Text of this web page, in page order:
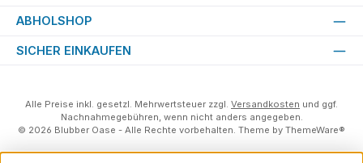
ABHOLSHOP
SICHER EINKAUFEN
Alle Preise inkl. gesetzl. Mehrwertsteuer zzgl. Versandkosten und ggf.
Nachnahmegebühren, wenn nicht anders angegeben.
© 2026 Blubber Oase - Alle Rechte vorbehalten. Theme by ThemeWare®